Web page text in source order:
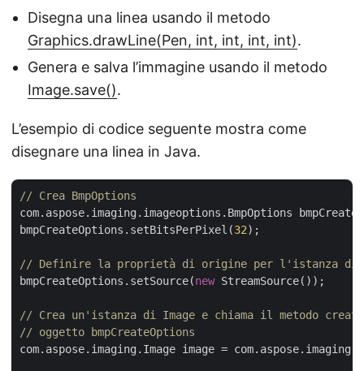
Disegna una linea usando il metodo
Graphics.drawLine(Pen, int, int, int, int).
Genera e salva l’immagine usando il metodo
Image.save().
L’esempio di codice seguente mostra come
disegnare una linea in Java.
// Crea BmpOptions
com.aspose.imaging.imageoptions.BmpOptions
bmpCreateOptions.setBitsPerPixel(32);
// Definire la proprietà di origine per l'istanza di
bmpCreateOptions.setSource(new StreamSource());
// Crea un'istanza di Image e chiama il metodo
// oggetto bmpCreateOptions
com.aspose.imaging.Image image =